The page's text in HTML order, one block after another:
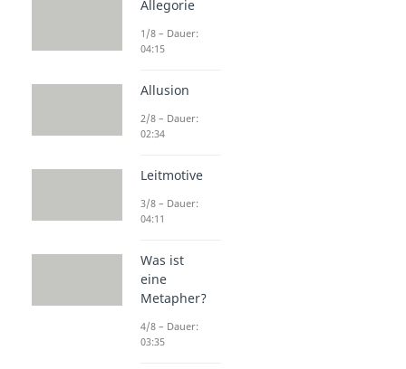
Allegorie
1/8 – Dauer:
04:15
Allusion
2/8 – Dauer:
02:34
Leitmotive
3/8 – Dauer:
04:11
Was ist
eine
Metapher?
4/8 – Dauer:
03:35